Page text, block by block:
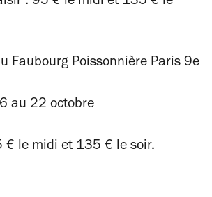
Faubourg Poissonnière Paris 9e
au 22 octobre
€ le midi et 135 € le soir.